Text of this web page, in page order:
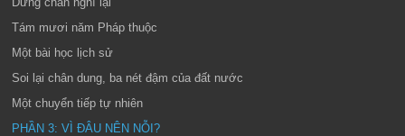
Tám mươi năm Pháp thuộc
Một bài học lịch sử
Soi lại chân dung, ba nét đậm của đất nước
Một chuyển tiếp tự nhiên
PHẦN 3: VÌ ĐÂU NÊN NỖI?